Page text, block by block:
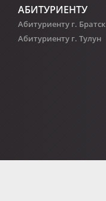
АБИТУРИЕНТУ
Абитуриенту г. Братск
Абитуриенту г. Тулун